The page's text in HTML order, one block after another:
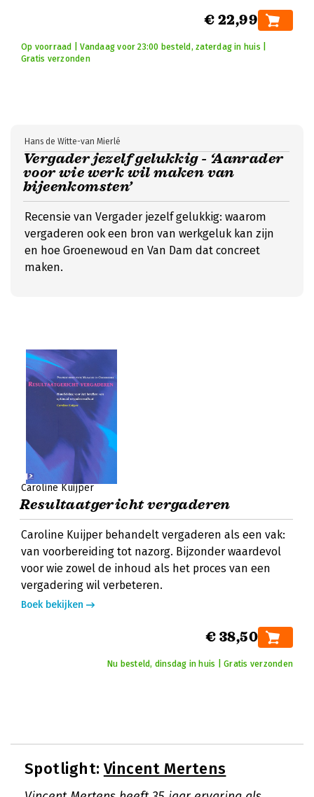
€ 22,99
Op voorraad | Vandaag voor 23:00 besteld, zaterdag in huis |
Gratis verzonden
Vergader jezelf gelukkig - ‘Aanrader
voor wie werk wil maken van
bijeenkomsten’
Hans de Witte-van Mierlé
Recensie van Vergader jezelf gelukkig: waarom
vergaderen ook een bron van werkgeluk kan zijn
en hoe Groenewoud en Van Dam dat concreet
maken.
Caroline Kuijper
Resultaatgericht vergaderen
Caroline Kuijper behandelt vergaderen als een vak:
van voorbereiding tot nazorg. Bijzonder waardevol
voor wie zowel de inhoud als het proces van een
vergadering wil verbeteren.
Boek bekijken
€ 38,50
Nu besteld, dinsdag in huis | Gratis verzonden
Spotlight: Vincent Mertens